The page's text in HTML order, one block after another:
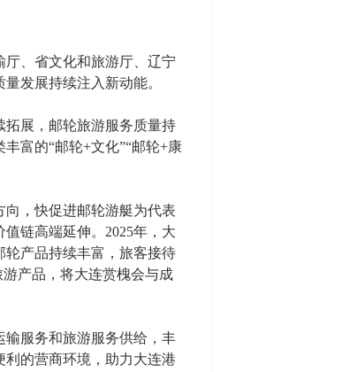
、省文化和旅游厅、辽宁
发展持续注入新动能。
展，邮轮旅游服务质量持
富的“邮轮+文化”“邮轮+康
，快促进邮轮游艇为代表
链高端延伸。2025年，大
产品持续丰富，旅客接待
产品，将大连赏槐会与成
服务和旅游服务供给，丰
的营商环境，助力大连港